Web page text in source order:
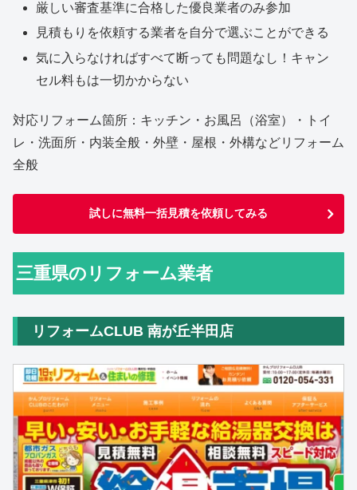
厳しい審査基準に合格した優良業者のみ参加
見積もりを依頼する業者を自分で選ぶことができる
気に入らなければすべて断っても問題なし！キャン
セル料もは一切かからない
対応リフォーム箇所：キッチン・お風呂（浴室）・トイ
レ・洗面所・内装全般・外壁・屋根・外構などリフォーム
全般
試しに無料一括見積を依頼してみる
三重県のリフォーム業者
リフォームCLUB 南が丘半田店